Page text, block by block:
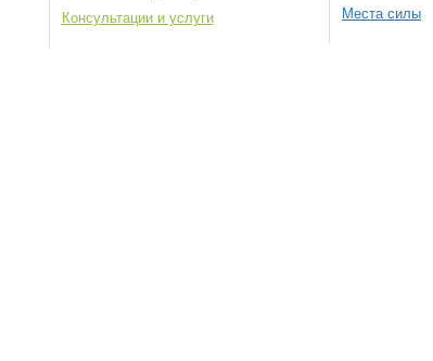
Консультации и услуги
Места силы